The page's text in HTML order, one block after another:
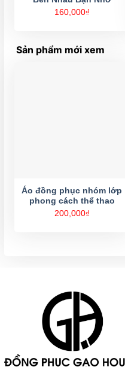
160,000₫
Sản phẩm mới xem
Áo đồng phục nhóm lớp
phong cách thể thao
200,000₫